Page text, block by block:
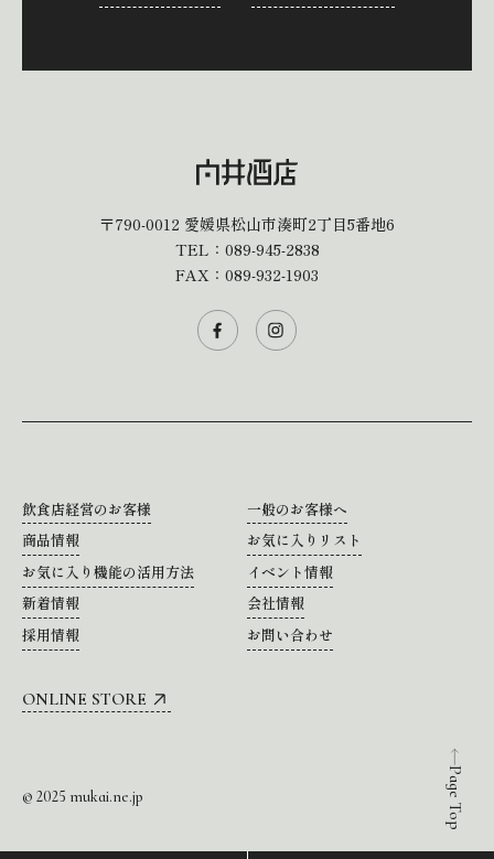
Page Top
〒790-0012 愛媛県松山市湊町2丁目5番地6
TEL： 089-945-2838
FAX：089-932-1903
飲食店経営のお客様
一般のお客様へ
商品情報
お気に入りリスト
お気に入り機能の活用方法
イベント情報
新着情報
会社情報
採用情報
お問い合わせ
ONLINE STORE
© 2025 mukai.ne.jp